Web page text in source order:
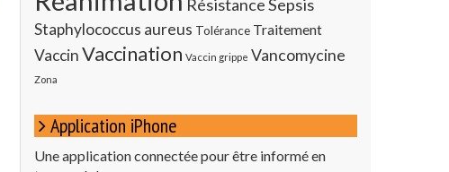
RésistanceSepsis
Staphylococcus aureus Tolérance Traitement
VaccinVaccination Vaccin grippe Vancomycine
Zona
Application iPhone
Une application connectée pour être informé en